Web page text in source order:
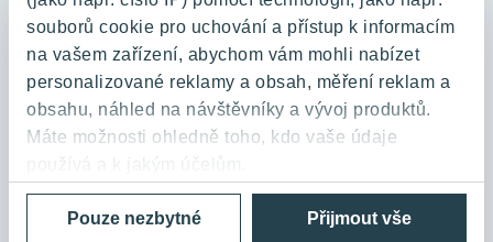
souborů cookie pro uchování a přístup k informacím
na vašem zařízení, abychom vám mohli nabízet
personalizované reklamy a obsah, měření reklam a
obsahu, náhled na návštěvníky a vývoj produktů.
Máte možnosti ohledně toho, kdo vaše údaje
Pokud to povolíte, rádi bychom také:Přijmout vše
Pouze nezbytné
VIRTA Kladno
KATTILA Kamýk
ROSALA
800 200 666
domov@yit.cz
Telefon na centrální recepci:
+420 224 318 261
Zásady ochrany osobních údajů a Podmínky použití
Cookies